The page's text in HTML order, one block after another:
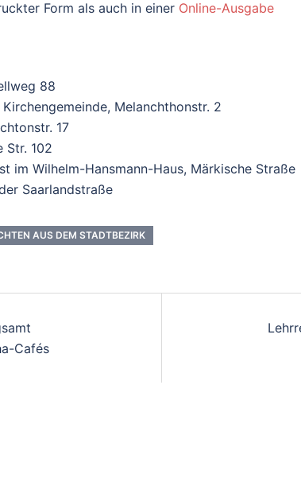
Form als auch in einer Online-Ausgabe
88
Melanchthonstr. 2
17
Str. 102
im Wilhelm-Hansmann-Haus, Märkische Straße
Saarlandstraße
AUS DEM STADTBEZIRK
Cafés